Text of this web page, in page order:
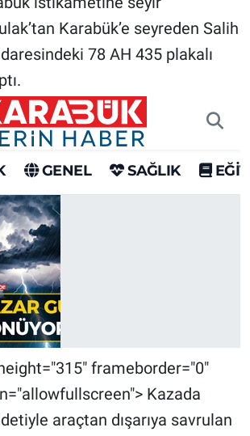
Karabük’e seyreden Salih
78 AH 435 plakalı
frameborder="0"
Kazada
araçtan dışarıya savrulan